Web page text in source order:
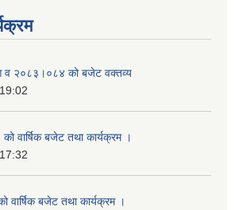
आ व २०८३।०८४ को बजेट वक्तव्य
वार्षिक बजेट तथा कार्यक्रम ।
वार्षिक बजेट तथा कार्यक्रम ।